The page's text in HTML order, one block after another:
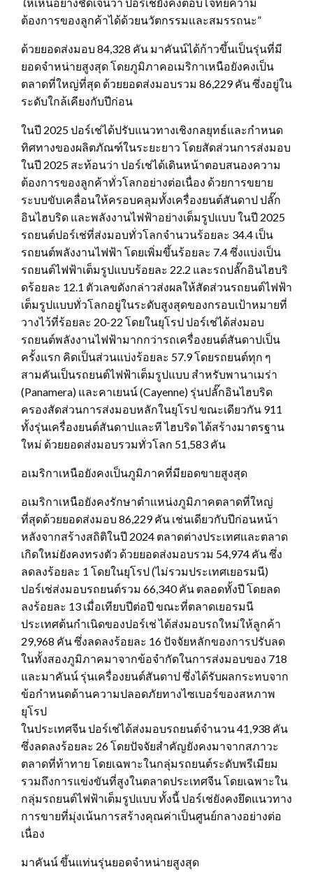
ให้เห็นอย่างชัดเจนว่า ปอร์เช่ยังคงตอบโจทย์ความ
ต้องการของลูกค้าได้ด้วยนวัตกรรมและสมรรถนะ”
ด้วยยอดส่งมอบ 84,328 คัน มาคันน์ได้ก้าวขึ้นเป็นรุ่นที่มี
ยอดจำหน่ายสูงสุด โดยภูมิภาคอเมริกาเหนือยังคงเป็น
ตลาดที่ใหญ่ที่สุด ด้วยยอดส่งมอบรวม 86,229 คัน ซึ่งอยู่ใน
ระดับใกล้เคียงกับปีก่อน
ในปี 2025 ปอร์เช่ได้ปรับแนวทางเชิงกลยุทธ์และกำหนด
ทิศทางของผลิตภัณฑ์ในระยะยาว โดยสัดส่วนการส่งมอบ
ในปี 2025 สะท้อนว่า ปอร์เช่ได้เดินหน้าตอบสนองความ
ต้องการของลูกค้าทั่วโลกอย่างต่อเนื่อง ด้วยการขยาย
ระบบขับเคลื่อนให้ครอบคลุมทั้งเครื่องยนต์สันดาป ปลั๊ก
อินไฮบริด และพลังงานไฟฟ้าอย่างเต็มรูปแบบ ในปี 2025
รถยนต์ปอร์เช่ที่ส่งมอบทั่วโลกจำนวนร้อยละ 34.4 เป็น
รถยนต์พลังงานไฟฟ้า โดยเพิ่มขึ้นร้อยละ 7.4 ซึ่งแบ่งเป็น
รถยนต์ไฟฟ้าเต็มรูปแบบร้อยละ 22.2 และรถปลั๊กอินไฮบริ
ดร้อยละ 12.1 ตัวเลขดังกล่าวส่งผลให้สัดส่วนรถยนต์ไฟฟ้า
เต็มรูปแบบทั่วโลกอยู่ในระดับสูงสุดของกรอบเป้าหมายที่
วางไว้ที่ร้อยละ 20-22 โดยในยุโรป ปอร์เช่ได้ส่งมอบ
รถยนต์พลังงานไฟฟ้ามากกว่ารถเครื่องยนต์สันดาปเป็น
ครั้งแรก คิดเป็นส่วนแบ่งร้อยละ 57.9 โดยรถยนต์ทุก ๆ
สามคันเป็นรถยนต์ไฟฟ้าเต็มรูปแบบ สำหรับพานาเมร่า
(Panamera) และคาเยนน์ (Cayenne) รุ่นปลั๊กอินไฮบริด
ครองสัดส่วนการส่งมอบหลักในยุโรป ขณะเดียวกัน 911
ทั้งรุ่นเครื่องยนต์สันดาปและที ไฮบริด ได้สร้างมาตรฐาน
ใหม่ ด้วยยอดส่งมอบรวมทั่วโลก 51,583 คัน
อเมริกาเหนือยังคงเป็นภูมิภาคที่มียอดขายสูงสุด
อเมริกาเหนือยังคงรักษาตำแหน่งภูมิภาคตลาดที่ใหญ่
ที่สุดด้วยยอดส่งมอบ 86,229 คัน เช่นเดียวกับปีก่อนหน้า
หลังจากสร้างสถิติในปี 2024 ตลาดต่างประเทศและตลาด
เกิดใหม่ยังคงทรงตัว ด้วยยอดส่งมอบรวม 54,974 คัน ซึ่ง
ลดลงร้อยละ 1 โดยในยุโรป (ไม่รวมประเทศเยอรมนี)
ปอร์เช่ส่งมอบรถยนต์รวม 66,340 คัน ตลอดทั้งปี โดยลด
ลงร้อยละ 13 เมื่อเทียบปีต่อปี ขณะที่ตลาดเยอรมนี
ประเทศต้นกำเนิดของปอร์เช่ ได้ส่งมอบรถใหม่ให้ลูกค้า
29,968 คัน ซึ่งลดลงร้อยละ 16 ปัจจัยหลักของการปรับลด
ในทั้งสองภูมิภาคมาจากข้อจำกัดในการส่งมอบของ 718
และมาคันน์ รุ่นเครื่องยนต์สันดาป ซึ่งได้รับผลกระทบจาก
ข้อกำหนดด้านความปลอดภัยทางไซเบอร์ของสหภาพ
ยุโรป
ในประเทศจีน ปอร์เช่ได้ส่งมอบรถยนต์จำนวน 41,938 คัน
ซึ่งลดลงร้อยละ 26 โดยปัจจัยสำคัญยังคงมาจากสภาวะ
ตลาดที่ท้าทาย โดยเฉพาะในกลุ่มรถยนต์ระดับพรีเมียม
รวมถึงการแข่งขันที่สูงในตลาดประเทศจีน โดยเฉพาะใน
กลุ่มรถยนต์ไฟฟ้าเต็มรูปแบบ ทั้งนี้ ปอร์เช่ยังคงยึดแนวทาง
การขายที่มุ่งเน้นการสร้างคุณค่าเป็นศูนย์กลางอย่างต่อ
เนื่อง
มาคันน์ ขึ้นแท่นรุ่นยอดจำหน่ายสูงสุด